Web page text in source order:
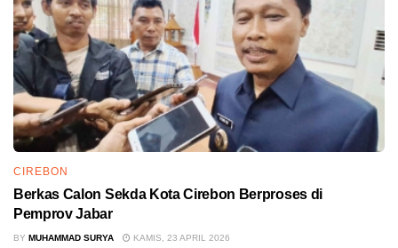
CIREBON
Berkas Calon Sekda Kota Cirebon Berproses di
Pemprov Jabar
BY MUHAMMAD SURYA KAMIS, 23 APRIL 2026